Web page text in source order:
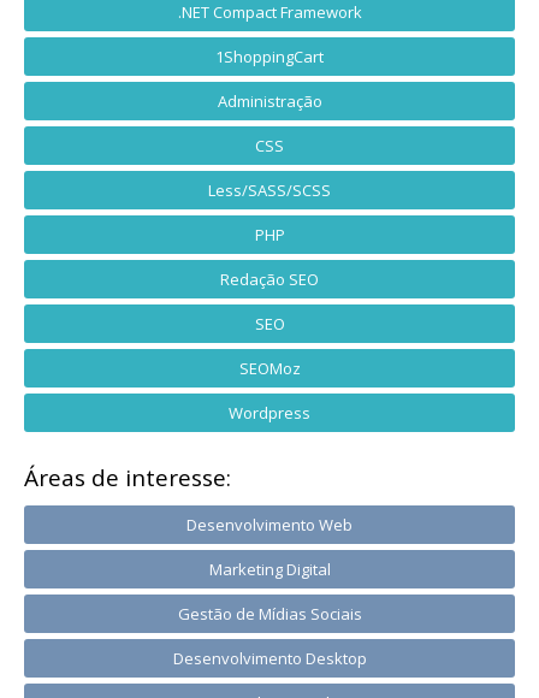
.NET Compact Framework
1ShoppingCart
Administração
CSS
Less/SASS/SCSS
PHP
Redação SEO
SEO
SEOMoz
Wordpress
Áreas de interesse:
Desenvolvimento Web
Marketing Digital
Gestão de Mídias Sociais
Desenvolvimento Desktop